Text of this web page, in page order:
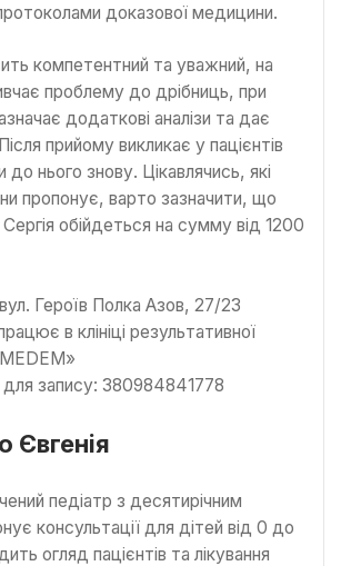
доказової медицини.
компетентний та уважний, на
проблему до дрібниць, при
додаткові аналізи та дає
прийому викликає у пацієнтів
нього знову. Цікавлячись, які
пропонує, варто зазначити, що
обійдеться на сумму від 1200
Героїв Полка Азов, 27/23
в клініці результативної
запису: 380984841778
Євгенія
педіатр з десятирічним
консультації для дітей від 0 до
огляд пацієнтів та лікування